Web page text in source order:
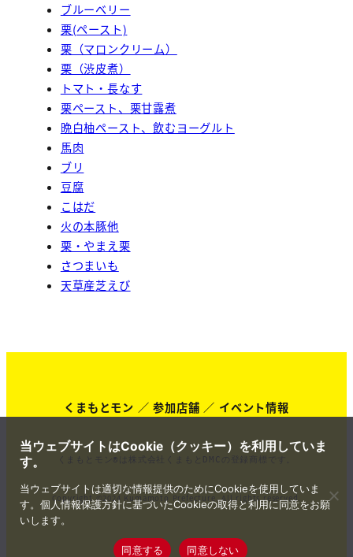
ブルーベリー
栗(ペースト)
栗（マロンクリーム）
栗（渋皮煮）
トマト・長なす
栗ペースト、栗甘露煮
晩白柚ペースト、飲むヨーグルト
馬肉
ブリ
豆腐
こはだ
火の本豚他
栗・やまえ栗
さつまいも
天草産芝えび
くまもとモン ／参加店舗 ／ イベント情報
Copyright ©2024 Kumamoto Prefecture. All rights reserved.
当ウェブサイトはCookie（クッキー）を利用していま
す。
当ウェブサイトは適切な情報提供のためにCookieを使用していま
す。個人情報保護方針に基づいたCookieの取得と利用に同意をお願
いします。
同意する 同意しない